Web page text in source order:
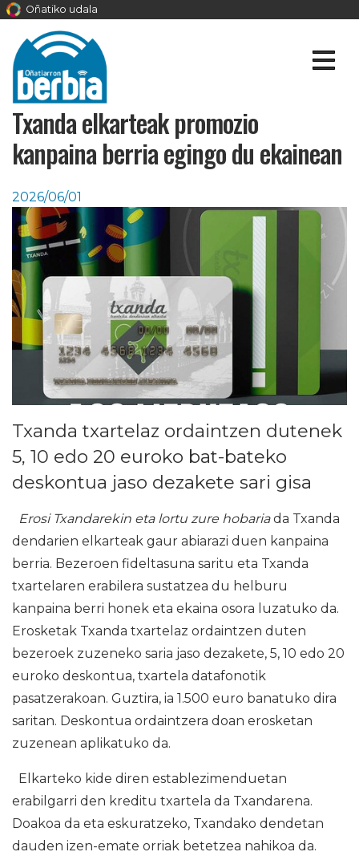
Oñatiko udala
Txanda elkarteak promozio
kanpaina berria egingo du ekainean
2026/06/01
Txanda txartelaz ordaintzen dutenek
5, 10 edo 20 euroko bat-bateko
deskontua jaso dezakete sari gisa
Erosi Txandarekin eta lortu zure hobariada Txanda
dendarien elkarteak gaur abiarazi duen kanpaina
berria. Bezeroen fideltasuna saritu eta Txanda
txartelaren erabilera sustatzea du helburu
kanpaina berri honek eta ekaina osora luzatuko da.
Erosketak Txanda txartelaz ordaintzen duten
bezeroek zuzeneko saria jaso dezakete, 5, 10 edo 20
euroko deskontua, txartela datafonotik
pasatzerakoan. Guztira, ia 1.500 euro banatuko dira
saritan. Deskontua ordaintzera doan erosketan
zuzenean aplikatuko da.
Elkarteko kide diren establezimenduetan
erabilgarri den kreditu txartela da Txandarena.
Doakoa da eta eskuratzeko, Txandako dendetan
dauden izen-emate orriak betetzea nahikoa da.